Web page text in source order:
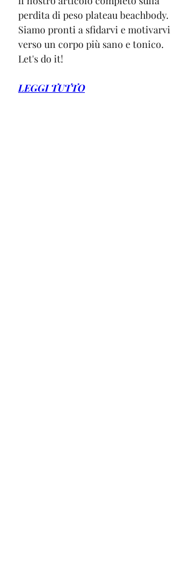
perdita di peso plateau beachbody.
Siamo pronti a sfidarvi e motivarvi
verso un corpo più sano e tonico.
Let's do it!
LEGGI TUTTO